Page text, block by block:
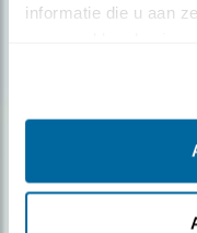
informatie die u aan
Ontvang 5 x